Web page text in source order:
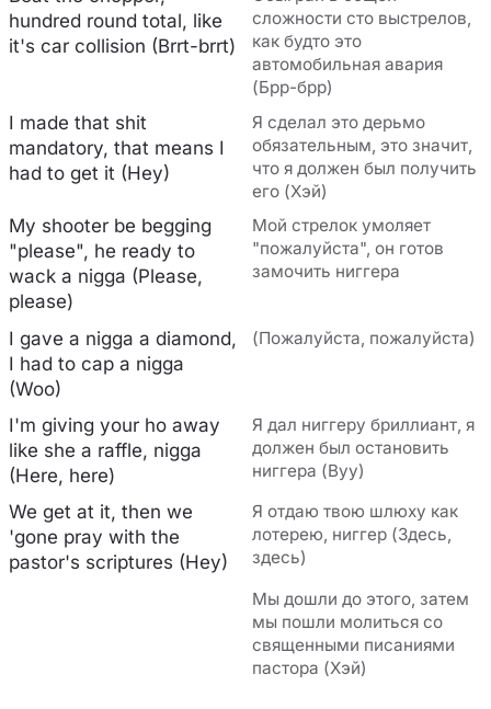
hundred round total, like
it's car collision (Brrt-brrt)
сложности сто выстрелов,
как будто это
автомобильная авария
(Брр-брр)
I made that shit
mandatory, that means I
had to get it (Hey)
Я сделал это дерьмо
обязательным, это значит,
что я должен был получить
его (Хэй)
My shooter be begging
"please", he ready to
wack a nigga (Please,
please)
Мой стрелок умоляет
"пожалуйста", он готов
замочить ниггера
I gave a nigga a diamond,
I had to cap a nigga
(Woo)
(Пожалуйста, пожалуйста)
I'm giving your ho away
like she a raffle, nigga
(Here, here)
Я дал ниггеру бриллиант, я
должен был остановить
ниггера (Вуу)
We get at it, then we
'gone pray with the
pastor's scriptures (Hey)
Я отдаю твою шлюху как
лотерею, ниггер (Здесь,
здесь)
Мы дошли до этого, затем
мы пошли молиться со
священными писаниями
пастора (Хэй)